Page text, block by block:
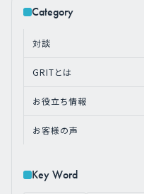
Category
対談
GRITとは
お役立ち情報
お客様の声
Key Word